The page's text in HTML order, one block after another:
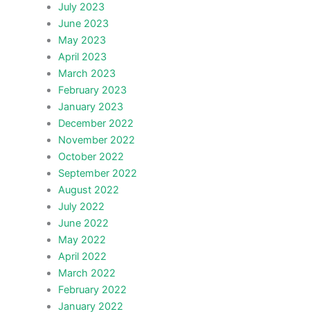
July 2023
June 2023
May 2023
April 2023
March 2023
February 2023
January 2023
December 2022
November 2022
October 2022
September 2022
August 2022
July 2022
June 2022
May 2022
April 2022
March 2022
February 2022
January 2022